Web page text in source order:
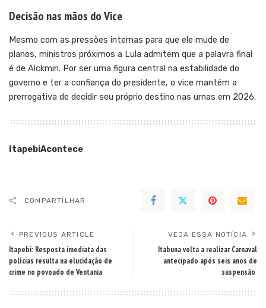
Decisão nas mãos do Vice
Mesmo com as pressões internas para que ele mude de
planos, ministros próximos a Lula admitem que a palavra final
é de Alckmin. Por ser uma figura central na estabilidade do
governo e ter a confiança do presidente, o vice mantém a
prerrogativa de decidir seu próprio destino nas urnas em 2026.
ItapebiAcontece
COMPARTILHAR
PREVIOUS ARTICLE
Itapebi: Resposta imediata das
polícias resulta na elucidação de
crime no povoado de Ventania
VEJA ESSA NOTÍCIA
Itabuna volta a realizar Carnaval
antecipado após seis anos de
suspensão